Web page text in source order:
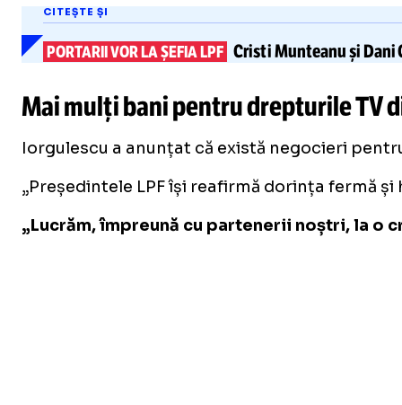
CITEȘTE ȘI
PORTARII VOR LA ȘEFIA LPF Cristi Munteanu și Dani
Mai mulți bani pentru drepturile TV
Iorgulescu a anunțat că există negocieri
„Președintele LPF își reafirmă dorința fermă
„Lucrăm, împreună cu partenerii noștri, la